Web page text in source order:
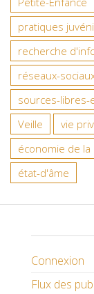
pratiques
recherche
réseaux-
sources-libres-
Veille
vie
économie de la
état-d'âme
Connexion
Flux des